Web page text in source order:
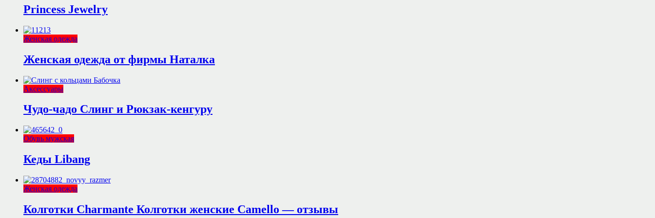
Princess Jewelry
Женская одежда
Женская одежда от фирмы Наталка
Аксессуары
Чудо-чадо Слинг и Рюкзак-кенгуру
Обувь мужская
Кеды Libang
Женская одежда
Колготки Charmante Колготки женские Camello — отзывы